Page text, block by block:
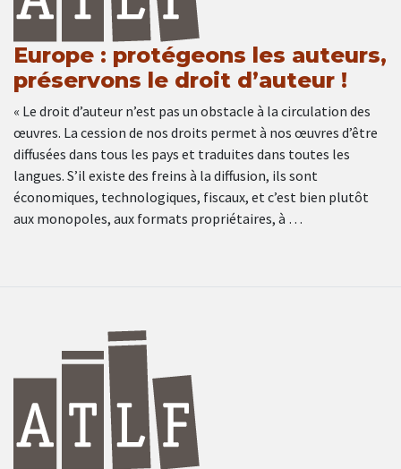
Europe : protégeons les auteurs,
préservons le droit d’auteur !
« Le droit d’auteur n’est pas un obstacle à la circulation des
œuvres. La cession de nos droits permet à nos œuvres d’être
diffusées dans tous les pays et traduites dans toutes les
langues. S’il existe des freins à la diffusion, ils sont
économiques, technologiques, fiscaux, et c’est bien plutôt
aux monopoles, aux formats propriétaires, à …